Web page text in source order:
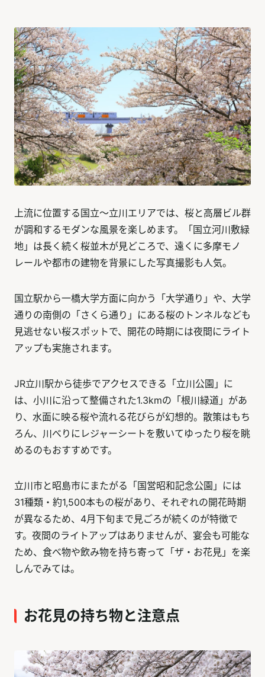
上流に位置する国立〜立川エリアでは、桜と高層ビル群
が調和するモダンな風景を楽しめます。「国立河川敷緑
地」は長く続く桜並木が見どころで、遠くに多摩モノ
レールや都市の建物を背景にした写真撮影も人気。
国立駅から一橋大学方面に向かう「大学通り」や、大学
通りの南側の「さくら通り」にある桜のトンネルなども
見逃せない桜スポットで、開花の時期には夜間にライト
アップも実施されます。
JR立川駅から徒歩でアクセスできる「立川公園」に
は、小川に沿って整備された1.3kmの「根川緑道」があ
り、水面に映る桜や流れる花びらが幻想的。散策はもち
ろん、川べりにレジャーシートを敷いてゆったり桜を眺
めるのもおすすめです。
立川市と昭島市にまたがる「国営昭和記念公園」には
31種類・約1,500本もの桜があり、それぞれの開花時期
が異なるため、4月下旬まで見ごろが続くのが特徴で
す。夜間のライトアップはありませんが、宴会も可能な
ため、食べ物や飲み物を持ち寄って「ザ・お花見」を楽
しんでみては。
お花見の持ち物と注意点